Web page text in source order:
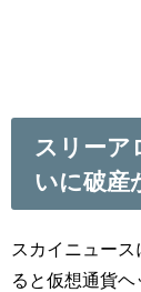
スリーア
いに破産
スカイニュー
ると仮想通貨